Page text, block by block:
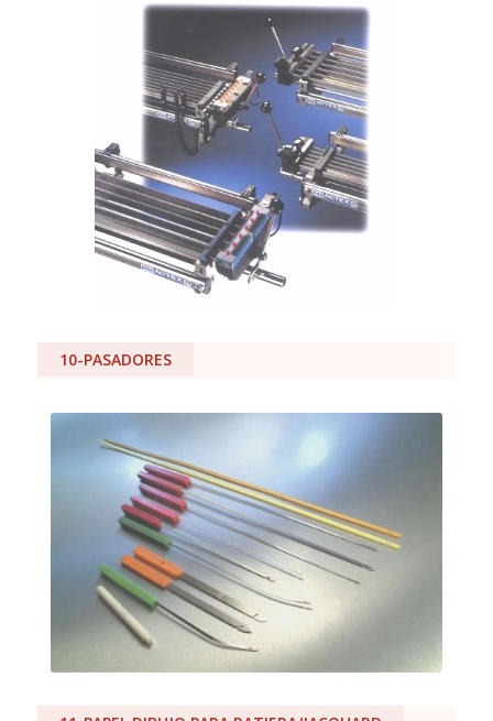
10-PASADORES